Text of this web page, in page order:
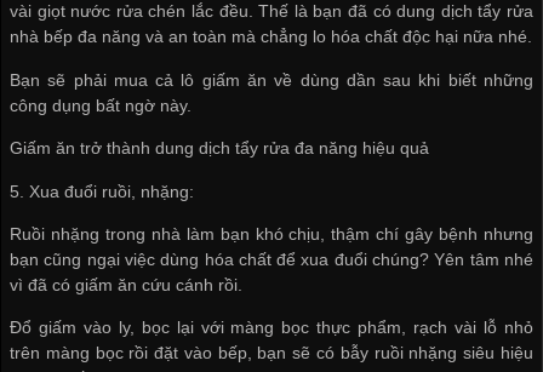
vài giọt nước rửa chén lắc đều. Thế là bạn đã có dung dịch tẩy rửa
nhà bếp đa năng và an toàn mà chẳng lo hóa chất độc hại nữa nhé.
Bạn sẽ phải mua cả lô giấm ăn về dùng dần sau khi biết những
công dụng bất ngờ này.
Giấm ăn trở thành dung dịch tẩy rửa đa năng hiệu quả
5. Xua đuổi ruồi, nhặng:
Ruồi nhặng trong nhà làm bạn khó chịu, thậm chí gây bệnh nhưng
bạn cũng ngại việc dùng hóa chất để xua đuổi chúng? Yên tâm nhé
vì đã có giấm ăn cứu cánh rồi.
Đổ giấm vào ly, bọc lại với màng bọc thực phẩm, rạch vài lỗ nhỏ
trên màng bọc rồi đặt vào bếp, bạn sẽ có bẫy ruồi nhặng siêu hiệu